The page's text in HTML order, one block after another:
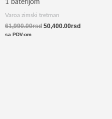
1 baterijom
Varoa zimski tretman
61,990.00rsd 50,400.00rsd
sa PDV-om